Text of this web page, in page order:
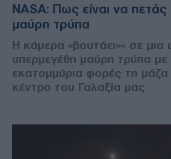
NASA: Πως είναι να
μαύρη τρύπα
Η κάμερα «βουτάει»« σε μια
υπερμεγέθη μαύρη τρύπα με
εκατομμύρια φορές τη
κέντρο του Γαλαξία μας